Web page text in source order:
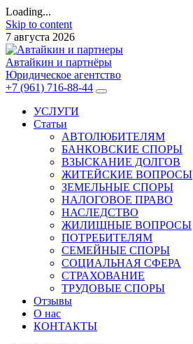
Loading...
Skip to content
7 августа 2026
Автайкин и партнёры
Юридическое агентство
+7 (961) 716-88-44
УСЛУГИ
Статьи
АВТОЛЮБИТЕЛЯМ
БАНКОВСКИЕ СПОРЫ
ВЗЫСКАНИЕ ДОЛГОВ
ЖИТЕЙСКИЕ ВОПРОСЫ
ЗЕМЕЛЬНЫЕ СПОРЫ
НАЛОГОВОЕ ПРАВО
НАСЛЕДСТВО
ЖИЛИЩНЫЕ ВОПРОСЫ
ПОТРЕБИТЕЛЯМ
СЕМЕЙНЫЕ СПОРЫ
СОЦИАЛЬНАЯ СФЕРА
СТРАХОВАНИЕ
ТРУДОВЫЕ СПОРЫ
Отзывы
О нас
КОНТАКТЫ